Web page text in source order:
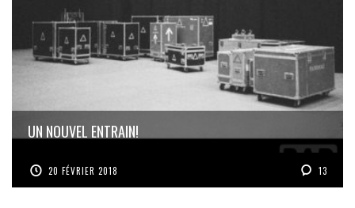
UN NOUVEL ENTRAIN!
20 FÉVRIER 2018 13